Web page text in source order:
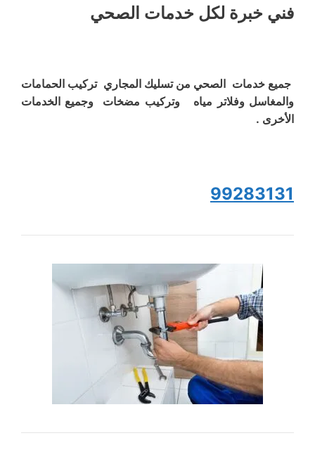
فني خبرة لكل خدمات الصحي
جميع خدمات الصحي من تسليك المجاري تركيب الحمامات
والمغاسل وفلاتر مياه وتركيب مضخات وجميع الخدمات
الأخرى .
99283131